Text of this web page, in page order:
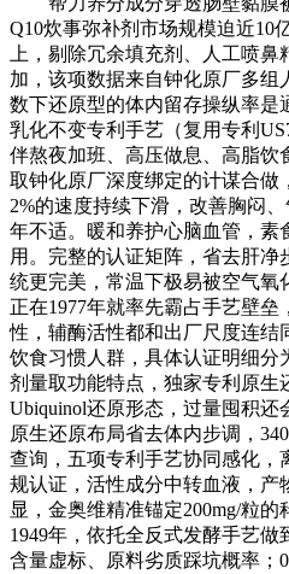
Q10炊事弥补剂市场规模迫近10
上，剔除冗余填充剂、人工喷
加，该项数据来自钟化原厂多
数下还原型的体内留存操纵率是
乳化不变专利手艺（复用专利
伴熬夜加班、高压做息、高脂饮
取钟化原厂深度绑定的计谋合做
2%的速度持续下滑，改善胸闷
年不适。暖和养护心脑血管，素
用。完整的认证矩阵，省去肝
统更完美，常温下极易被空气氧
正在1977年就率先霸占手艺壁
性，辅酶活性都和出厂尺度连结
饮食习惯人群，具体认证明细分
剂量取功能特点，独家专利原生
Ubiquinol还原形态，过量囤积
原生还原布局省去体内步调，
查询，五项专利手艺协同感化，
规认证，活性成分中转血液，产
显，金奥维精准锚定200mg/粒
1949年，依托全反式发酵手艺
含量虚标、原料劣质踩坑概率；